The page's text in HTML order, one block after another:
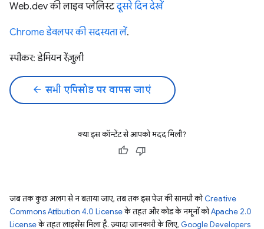
Web.dev की लाइव प्लेलिस्टदूसरे दिन देखें
Chrome डेवलपर की सदस्यता लें.
स्पीकर: डेमियन रेंज़ुली
arrow_back सभी एपिसोड पर वापस जाएं
क्या इस कॉन्टेंट से आपको मदद मिली?
जब तक कुछ अलग से न बताया जाए, तब तक इस पेज की सामग्री कोCreative
Commons Attribution 4.0 Licenseके तहत और कोड के नमूनों कोApache 2.0
Licenseके तहत लाइसेंस मिला है. ज़्यादा जानकारी के लिए, Google Developers